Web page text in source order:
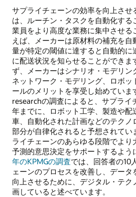
サプライチェーンの効率を向上させ
は、ルーチン・タスクを自動化する
業員をより高度な業務に集中させる
えば、メーカーは原材料の補充を
量が特定の閾値に達すると自動的に
に配送状況を知らせることができま
ず、メーカーはシナリオ・モデリン
ネットワーク・モデリング、ロボッ
ールのメリットを享受し始めていま
researchの調査によると、サプライ
年までに、ロボット工学、製造や配
車、自動化された計画などのテクノ
部分が自律化されると予想されてい
ライチェーンのあらゆる段階でより
予測的意思決定をサポートするよう
年のKPMGの調査では、回答者の10
ェーンのプロセスを改善し、デー
向上させるために、デジタル・テ
画していると述べています。